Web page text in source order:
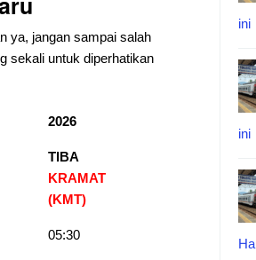
ya, jangan sampai salah
sekali untuk diperhatikan
2026
TIBA
KRAMAT
(KMT)
05:30
ini
ini